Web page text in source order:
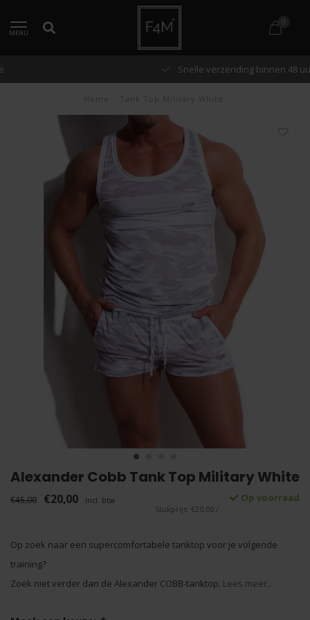
MENU
0
Snelle verzending binnen 48 uur
Alexander Cobb Tank Top Military White
€45,00 €20,00 Incl. btw Op voorraad
Stukprijs: €20,00 /
Op zoek naar een supercomfortabele tanktop voor je volgende
training?
Zoek niet verder dan de Alexander COBB-tanktop. Lees meer..